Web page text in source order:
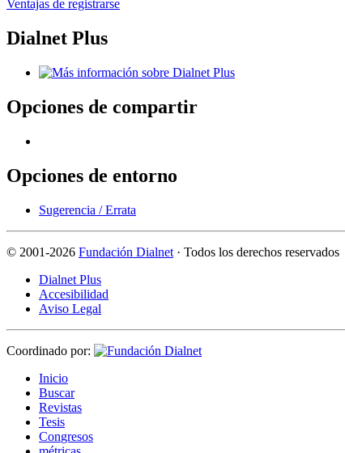
Ventajas de registrarse
Dialnet Plus
Opciones de compartir
Opciones de entorno
Sugerencia / Errata
© 2001-2026 Fundación Dialnet · Todos los derechos reservados
Dialnet Plus
Accesibilidad
Aviso Legal
Coordinado por:
Inicio
Buscar
Revistas
Tesis
Congresos